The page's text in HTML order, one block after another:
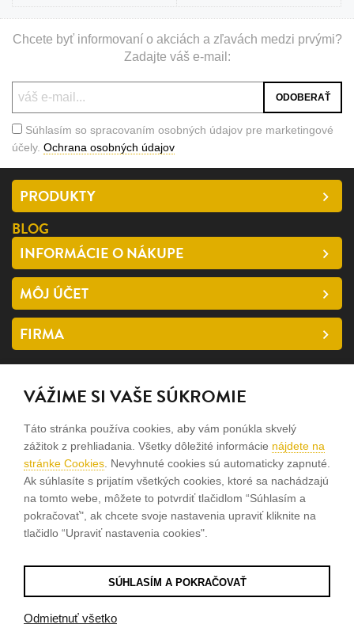
Chcete byť informovaní o akciách a zľavách medzi prvými?
Zadajte váš e-mail:
Súhlasím so spracovaním osobných údajov pre marketingové
účely. Ochrana osobných údajov
PRODUKTY
BLOG
INFORMÁCIE O NÁKUPE
MÔJ ÚČET
FIRMA
SLEDUJTE NÁS
facebook
instagram
Sme rodinná firma a zameriavame sa na predaj hodiniek a
šperkov od roku 1994.
Pozrite sa na naše ďaľšie web stránky.
© 2026Tvorba e-shopov
VÁŽIME SI VAŠE SÚKROMIE
Táto stránka používa cookies, aby vám ponúkla skvelý
zážitok z prehliadania. Všetky dôležité informácie nájdete na
stránke Cookies . Nevyhnuté cookies sú automaticky zapnuté.
Ak súhlasíte s prijatím všetkých cookies, ktoré sa nachádzajú
na tomto webe, môžete to potvrdiť tlačidlom “Súhlasím a
pokračovať", ak chcete svoje nastavenia upraviť kliknite na
tlačidlo “Upraviť nastavenia cookies".
SÚHLASÍM A POKRAČOVAŤ
Odmietnuť všetko